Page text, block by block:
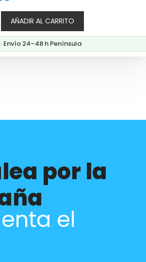
5
precio
actual
es:
159,00€.
AÑADIR AL CARRITO
Envío 24–48 h Península
por la
el